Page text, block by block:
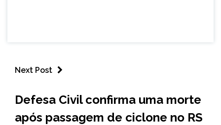
Next Post
NOTÍCIAS
Defesa Civil confirma uma morte
após passagem de ciclone no RS